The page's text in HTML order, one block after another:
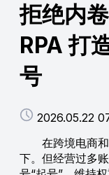
拒绝内
RPA 打
号
2026.05.22
在跨境电商和
下。但经营过多